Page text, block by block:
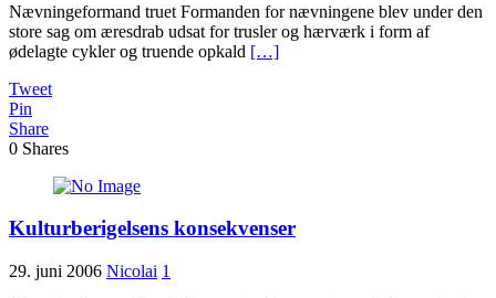
Nævningeformand truet Formanden for nævningene blev under den
store sag om æresdrab udsat for trusler og hærværk i form af
ødelagte cykler og truende opkald […]
Tweet
Pin
Share
0 Shares
Kulturberigelsens konsekvenser
29. juni 2006 Nicolai 1